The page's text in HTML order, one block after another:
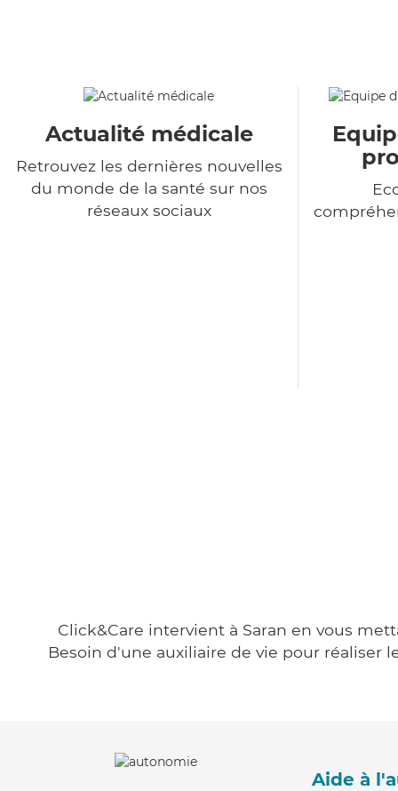
Actualité médicale
Retrouvez les dernières nouvelles
du monde de la santé sur nos
réseaux sociaux
Click&Care intervient à Saran en vous
Besoin d'une auxiliaire de vie pour réaliser
Aide à